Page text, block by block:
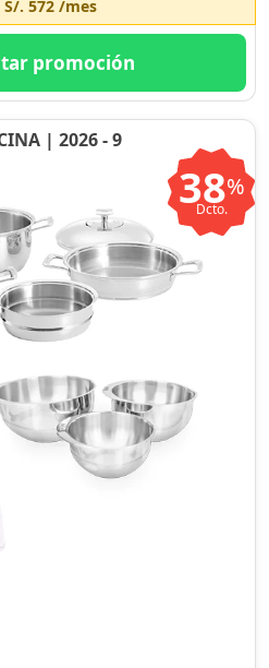
S/. 572/mes
promoción
| 2026 - 9
38%
Dcto.